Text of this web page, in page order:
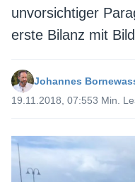
unvorsichtiger
erste Bilanz mit
Johannes
19.11.2018, 07:553 Min.